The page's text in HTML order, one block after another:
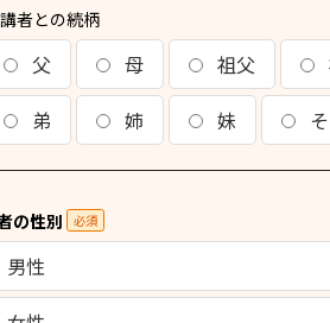
者との続柄
父 母 祖父
弟
姉 妹
の性別 必須
男性